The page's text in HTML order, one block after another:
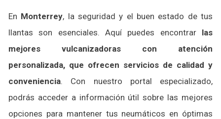
En Monterrey, la seguridad y el buen estado de tus
llantas son esenciales. Aquí puedes encontrar las
mejores vulcanizadoras con atención
personalizada, que ofrecen servicios de calidad y
conveniencia. Con nuestro portal especializado,
podrás acceder a información útil sobre las mejores
opciones para mantener tus neumáticos en óptimas